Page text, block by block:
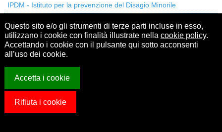
Questo sito e/o gli strumenti di terze parti incluse in esso,
utilizzano i cookie con finalità illustrate nella cookie policy.
Accettando i cookie con il pulsante qui sotto acconsenti
all’uso dei cookie.
Accetta i cookie
Rifiuta i cookie
IPDM - Istituto per la prevenzione del Disagio Minorile
persona disabile
Associazione La Bottega del Dubbio
Polivalente di Casalpalocco - Codice fiscale 05580390580.
legali.